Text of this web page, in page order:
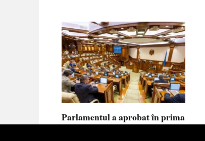
Parlamentul a aprobat în prima